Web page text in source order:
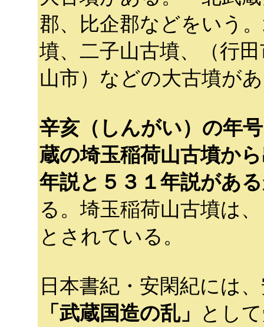
郡、比企郡などをいう
墳、二子山古墳、（行
山市）などの大古墳が
辛亥（しんがい）の年
蔵の埼玉稲荷山古墳か
年説と５３１年説があ
る。埼玉稲荷山古墳は
とされている。
日本書紀・安閑紀には
「武蔵国造の乱」
とし